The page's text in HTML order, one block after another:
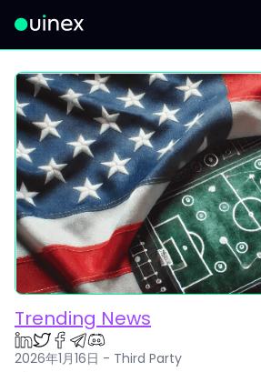
Trending News
2026年1月16日 - Third Party